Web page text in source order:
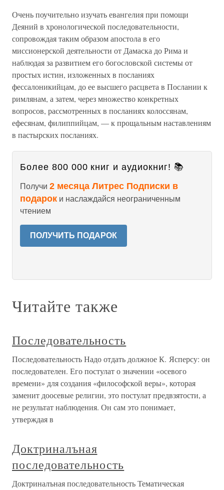
Очень поучительно изучать евангелия при помощи
Деяний в хронологической последовательности,
сопровождая таким образом апостола в его
миссионерской деятельности от Дамаска до Рима и
наблюдая за развитием его богословской системы от
простых истин, изложенных в посланиях
фессалоникийцам, до ее высшего расцвета в Послании к
римлянам, а затем, через множество конкретных
вопросов, рассмотренных в посланиях колоссянам,
ефесянам, филиппийцам, — к прощальным наставлениям
в пастырских посланиях.
Более 800 000 книг и аудиокниг! 📚
Получи 2 месяца Литрес Подписки в
подарок и наслаждайся неограниченным
чтением
ПОЛУЧИТЬ ПОДАРОК
Читайте также
Последовательность
Последовательность Надо отдать должное К. Ясперсу: он
последователен. Его постулат о значении «осевого
времени» для создания «философской веры», которая
заменит доосевые религии, это постулат предвзятости, а
не результат наблюдения. Он сам это понимает,
утверждая в
Доктриналъная
последовательность
Доктриналъная последовательность Тематическая